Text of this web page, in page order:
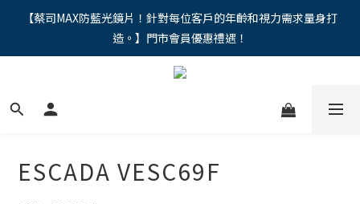
"馬年新章續寫，視界品味進階，限時禮遇 9 折無上限，12期分期
免手續費。。
【蔡司MAX防藍光鏡片！針對每位客戶的年齡和視力需求量身打
造。】門市會員優惠禮遇！
"馬年新章續寫，視界品味進階，限時禮遇 9 折無上限，12期分期
ESCADA VESC69F